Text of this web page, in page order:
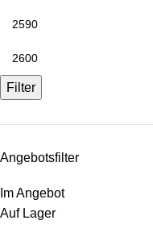
Filter
Angebotsfilter
Im Angebot
Auf Lager